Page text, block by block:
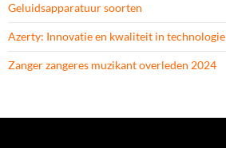
Geluidsapparatuur soorten
Azerty: Innovatie en kwaliteit in technologie
Zanger zangeres muzikant overleden 2024